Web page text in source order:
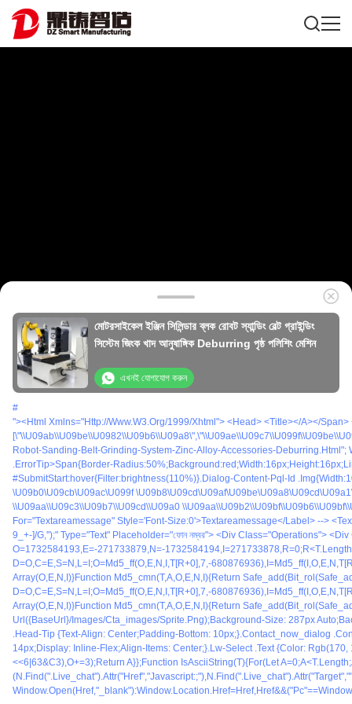
মোটরসাইকেল ইঞ্জিন সিলিন্ডার ব্লক রোবট স্যান্ডিং বেল্ট গ্রাইন্ডিং
সিস্টেম জিংক খাদ আনুষাঙ্গিক Deburring পৃষ্ঠ পলিশিং মেশিন
এখনই যোগাযোগ করুন
#
"><html Xmlns="http://www.w3.org/1999/xhtml"> <head> <title></a></span> <span>#<a Href="/bengali/buy-Auto-Buffing-Machine.html" Title="স্বয়ংক্রিয় মসৃণতা মেশিন">স্বয়ংক্রিয় মসৃণতা মেশিন</a></span> <span>#<a Href="/bengali/buy-Auto-